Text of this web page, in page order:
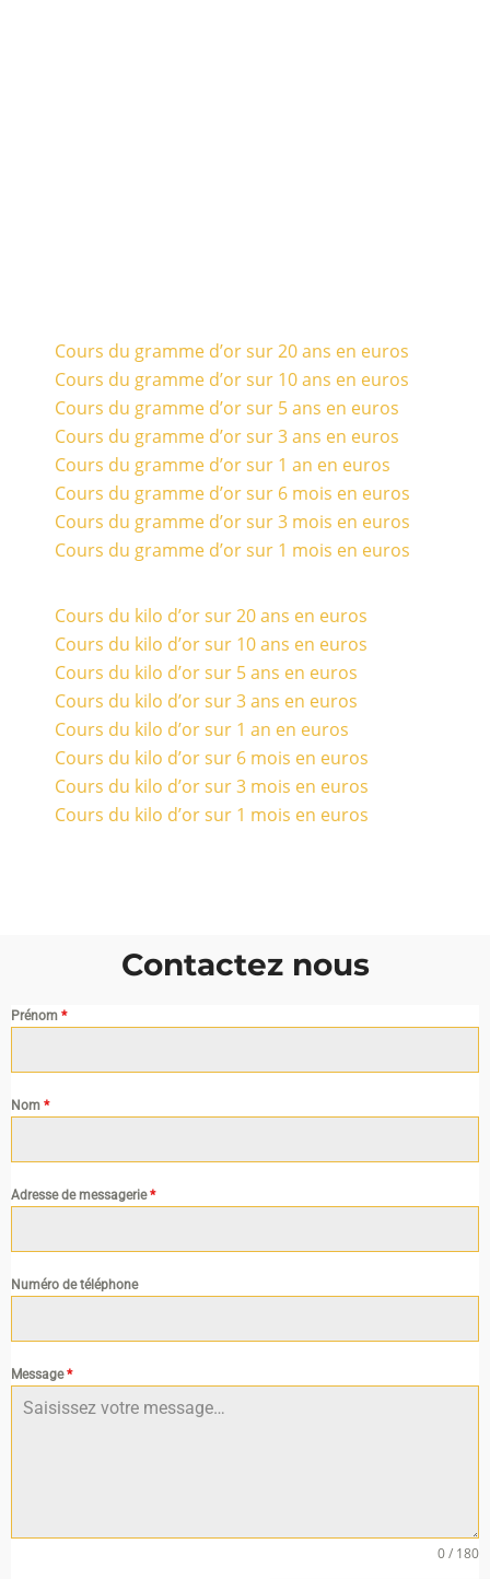
Cours du gramme d’or sur 20 ans en euros
Cours du gramme d’or sur 10 ans en euros
Cours du gramme d’or sur 5 ans en euros
Cours du gramme d’or sur 3 ans en euros
Cours du gramme d’or sur 1 an en euros
Cours du gramme d’or sur 6 mois en euros
Cours du gramme d’or sur 3 mois en euros
Cours du gramme d’or sur 1 mois en euros
Cours du kilo d’or sur 20 ans en euros
Cours du kilo d’or sur 10 ans en euros
Cours du kilo d’or sur 5 ans en euros
Cours du kilo d’or sur 3 ans en euros
Cours du kilo d’or sur 1 an en euros
Cours du kilo d’or sur 6 mois en euros
Cours du kilo d’or sur 3 mois en euros
Cours du kilo d’or sur 1 mois en euros
Contactez nous
Prénom *
Nom *
Adresse de messagerie*
Numéro de téléphone
Message*
0 / 180